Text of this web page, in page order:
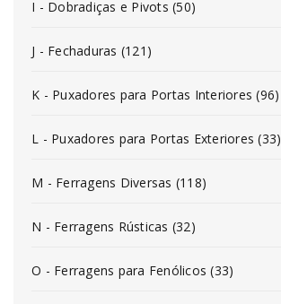
I - Dobradiças e Pivots (50)
J - Fechaduras (121)
K - Puxadores para Portas Interiores (96)
L - Puxadores para Portas Exteriores (33)
M - Ferragens Diversas (118)
N - Ferragens Rústicas (32)
O - Ferragens para Fenólicos (33)